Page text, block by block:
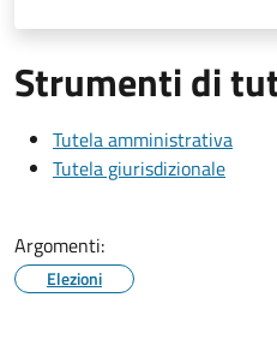
Strumenti di
Tutela amministrativa
Tutela giurisdizionale
Argomenti:
Elezioni